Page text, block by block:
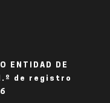
ENTIDAD DE
N.º de registro